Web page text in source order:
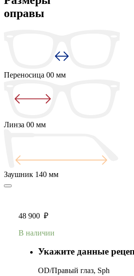
оправы
Переносица 00 мм
Линза 00 мм
Заушник 140 мм
48 900 ₽
В наличии
Укажите данные
OD/Правый глаз, Sph